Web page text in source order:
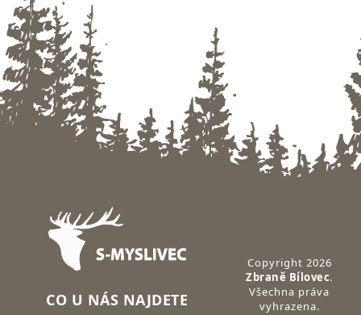
Zápatí
CO U NÁS NAJDETE
Copyright 2026
Zbraně Bílovec.
Všechna práva
vyhrazena.